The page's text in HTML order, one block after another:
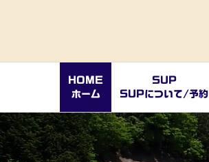
HOME
ホーム
SUP
SUPについて/予約